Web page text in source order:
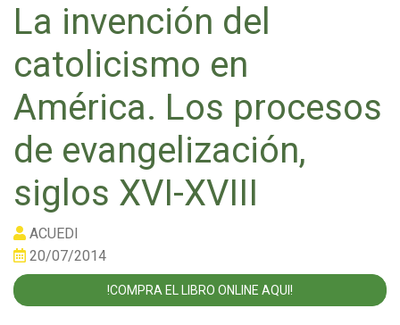
La invención del
catolicismo en
América. Los procesos
de evangelización,
siglos XVI-XVIII
ACUEDI
20/07/2014
!COMPRA EL LIBRO ONLINE AQUI!